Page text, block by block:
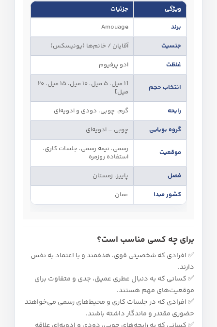
ویژگی
جزئیات
برند
Amouage
جنسیت
آقایان / خانم‌ها (یونیسکس)
غلظت
ادو پرفیوم
انتخاب حجم
[1 میل، 5 میل، 10 میل، 15 میل، 20
میل]
رایحه
گرم، چوبی، دودی و ادویه‌ای
گروه بویایی
چوبی – ادویه‌ای
موقعیت
رسمی، نیمه‌ رسمی، جلسات کاری،
استفاده روزمره
فصل
پاییز، زمستان
کشور مبدا
عمان
برای چه کسی مناسب است؟
✅ افرادی که شخصیتی قوی، هدفمند و با اعتماد به‌ نفس
دارند.
✅ کسانی که به دنبال عطری عمیق، جدی و متفاوت برای
موقعیت‌های مهم هستند.
✅ افرادی که در جلسات کاری و محیط‌های رسمی می‌خواهند
حضوری مقتدر و ماندگار داشته باشند.